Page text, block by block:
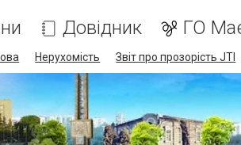
Довідник ГО
Нерухомість Звіт про прозорість JTI